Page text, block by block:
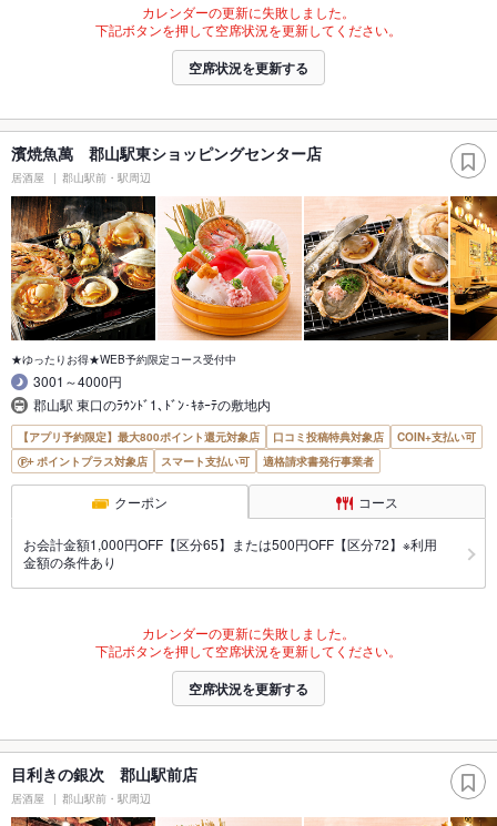
カレンダーの更新に失敗しました。
下記ボタンを押して空席状況を更新してください。
空席状況を更新する
濱焼魚萬 郡山駅東ショッピングセンター店
居酒屋 郡山駅前・駅周辺
★ゆったりお得★WEB予約限定コース受付中
3001～4000円
郡山駅 東口のﾗｳﾝﾄﾞ1､ﾄﾞﾝ･ｷﾎｰﾃの敷地内
【アプリ予約限定】最大800ポイント還元対象店 口コミ投稿特典対象店
COIN+支払い可
ポイントプラス対象店
スマート支払い可 適格請求書発行事業者
クーポン コース
お会計金額1,000円OFF【区分65】または500円OFF【区分72】※利用
金額の条件あり
カレンダーの更新に失敗しました。
下記ボタンを押して空席状況を更新してください。
空席状況を更新する
目利きの銀次 郡山駅前店
居酒屋 郡山駅前・駅周辺